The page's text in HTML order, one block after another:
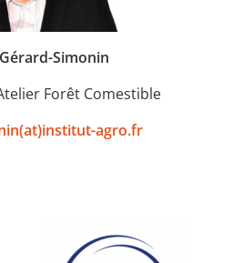
Simonin
Forêt Comestible
agro.fr